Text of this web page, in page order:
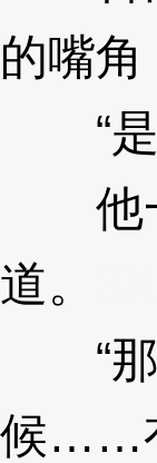
的嘴
“是
他一
道。
“那
候……